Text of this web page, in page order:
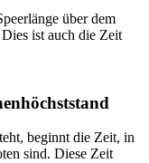
über dem
ist auch die Zeit
beginnt die Zeit, in
sind. Diese Zeit